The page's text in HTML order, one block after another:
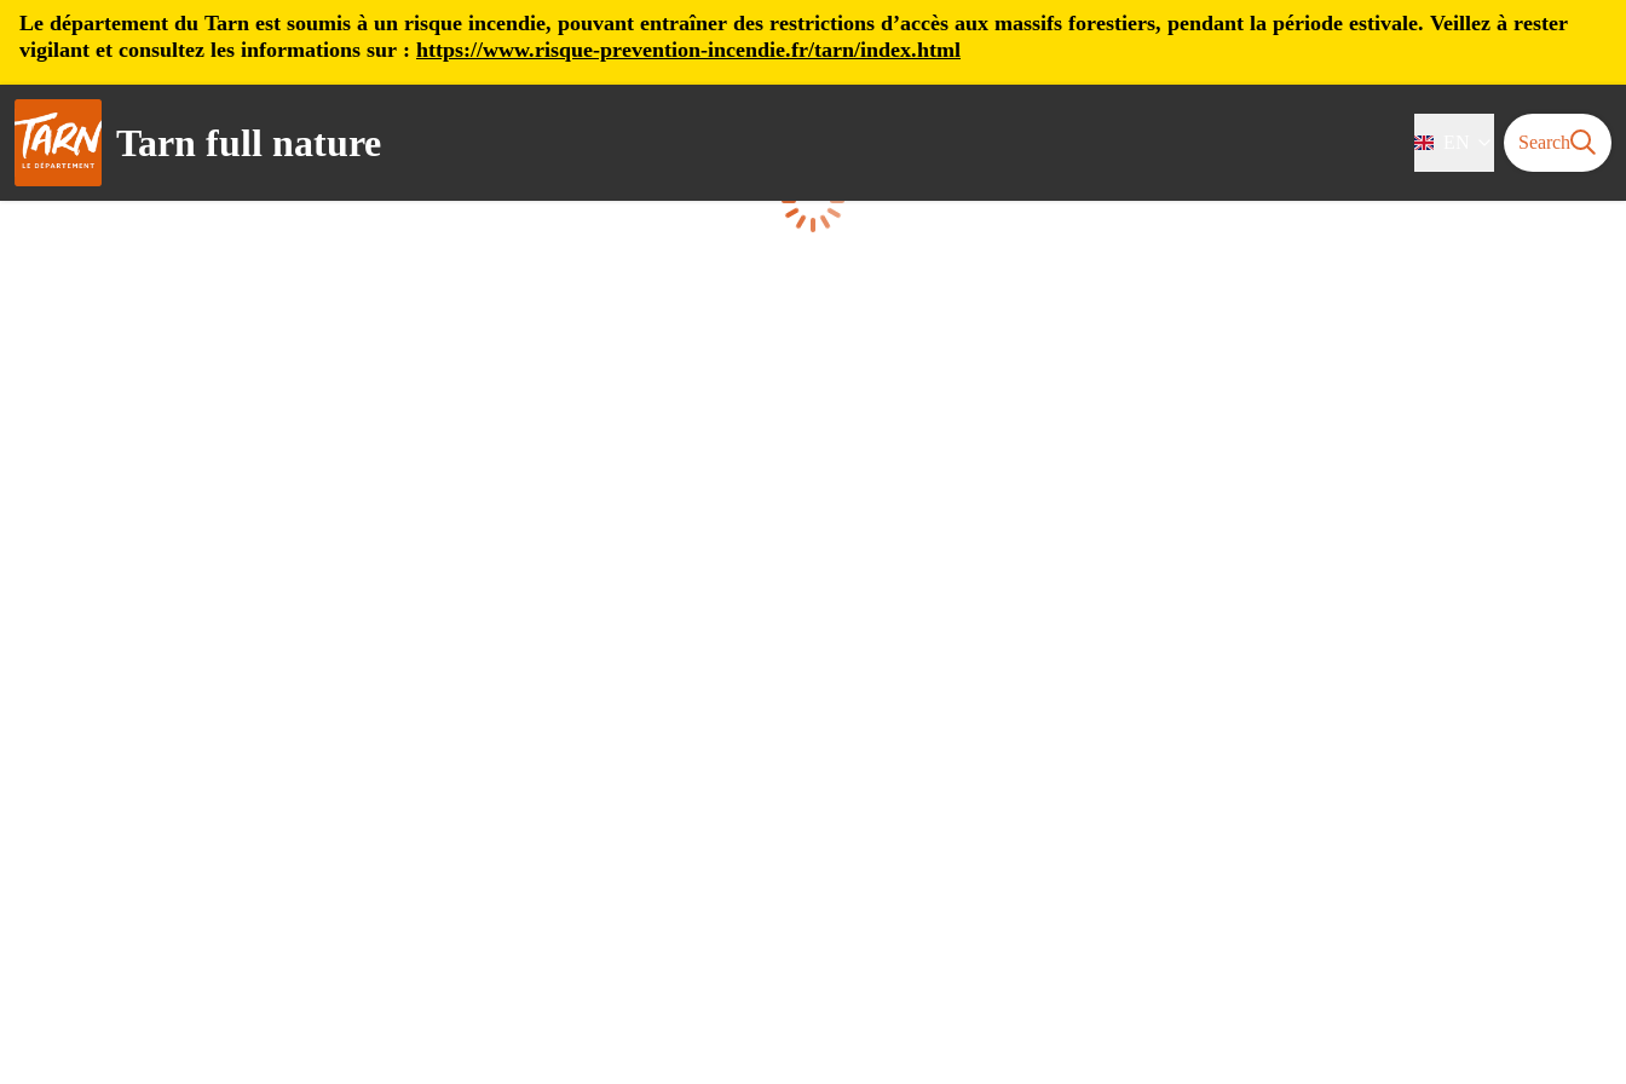
Le département du Tarn est soumis à un risque incendie, pouvant entraîner des restrictions d’accès aux massifs forestiers, pendant la période estivale. Veillez à rester
vigilant et consultez les informations sur : https://www.risque-prevention-incendie.fr/tarn/index.html
Tarn full nature Search
Loading